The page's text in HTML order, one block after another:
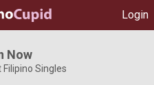
Login
Now
Filipino Singles